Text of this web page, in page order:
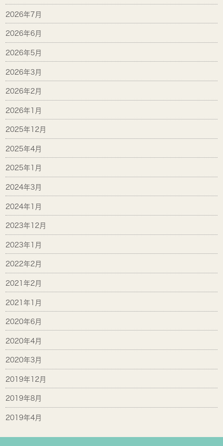
2026年7月
2026年6月
2026年5月
2026年3月
2026年2月
2026年1月
2025年12月
2025年4月
2025年1月
2024年3月
2024年1月
2023年12月
2023年1月
2022年2月
2021年2月
2021年1月
2020年6月
2020年4月
2020年3月
2019年12月
2019年8月
2019年4月